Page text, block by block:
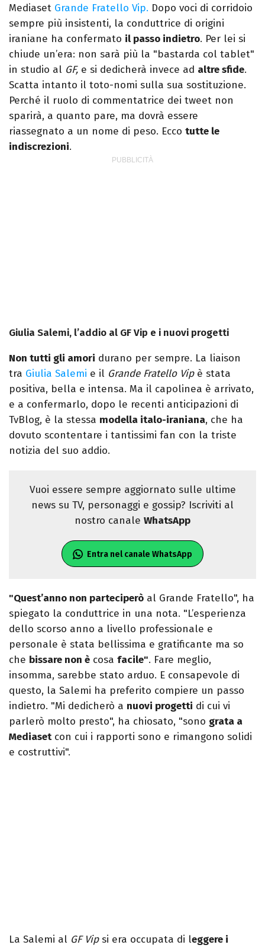
Mediaset Grande Fratello Vip. Dopo voci di corridoio
sempre più insistenti, la conduttrice di origini
iraniane ha confermato il passo indietro. Per lei si
chiude un’era: non sarà più la "bastarda col tablet"
in studio al GF, e si dedicherà invece ad altre sfide.
Scatta intanto il toto-nomi sulla sua sostituzione.
Perché il ruolo di commentatrice dei tweet non
sparirà, a quanto pare, ma dovrà essere
riassegnato a un nome di peso. Ecco tutte le
indiscrezioni.
Giulia Salemi, l’addio al GF Vip e i nuovi progetti
Non tutti gli amori durano per sempre. La liaison
tra Giulia Salemi e il Grande Fratello Vipè stata
positiva, bella e intensa. Ma il capolinea è arrivato,
e a confermarlo, dopo le recenti anticipazioni di
TvBlog, è la stessa modella italo-iraniana, che ha
dovuto scontentare i tantissimi fan con la triste
notizia del suo addio.
Vuoi essere sempre aggiornato sulle ultime
news su TV, personaggi e gossip? Iscriviti al
nostro canale WhatsApp
Entra nel canale WhatsApp
"Quest’anno non parteciperò al Grande Fratello", ha
spiegato la conduttrice in una nota. "L’esperienza
dello scorso anno a livello professionale e
personale è stata bellissima e gratificante ma so
che bissare non è cosa facile". Fare meglio,
insomma, sarebbe stato arduo. E consapevole di
questo, la Salemi ha preferito compiere un passo
indietro. "Mi dedicherò a nuovi progetti di cui vi
parlerò molto presto", ha chiosato, "sono grata a
Mediasetcon cui i rapporti sono e rimangono solidi
e costruttivi".
La Salemi al GF Vipsi era occupata di leggere i